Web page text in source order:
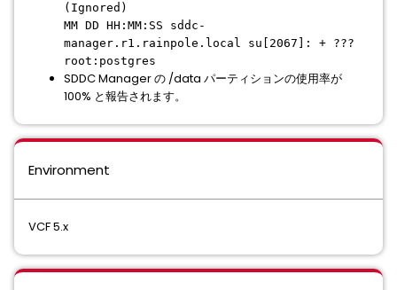
(Ignored)
MM DD HH:MM:SS sddc-
manager.r1.rainpole.local su[2067]: + ???
root:postgres
SDDC Manager の /data パーティションの使用率が
100% と報告されます。
Environment
VCF 5.x